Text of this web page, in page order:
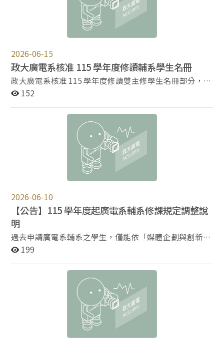
館。隨著主角們在命運漩渦中周旋的故事發展，引領聽眾
反思，個體究竟該如何在不利於己的逆境中，與現實世界
交涉出一場不違背靈魂的滿意交易。 ↑ 聲音劇場《無花
（照片提供：鍾適芳） 高赫柱的電子音樂作品《Raining
Taipei》是一系列為台北這座城市量身打造的電子音樂，
巧妙融入 House、Garage 以及 DnB (Drum and Bass) 元
素 ，將台北獨特的光影、雨水與混濁氛圍具象化。除了展
舉辦了一場 40 分鐘的現場閉幕演出。新聞館頓時變身
live house，在燈光、節奏觀眾隨著音樂節拍一同感受不
一樣的台北都市縮影。 ↑ 電子音樂《Raining Taipei》創
作者現場演出，節拍與氣氛呈現出台北樣貌。（照片提
他的轟鳴化為音軌，創造出迷幻的瞪鞋（Shoegaze）搖
滾音樂，將莫比烏斯環「正面即背面、無限循環」的意象
瞪鞋搖滾《Wandering Möbius》現場展出唱片設計，觀
眾可在現場戴上耳機，進入三首單曲不間斷的旅程。（照
片提供：鍾適芳） 在《夢之旅人》作品中，創作者蔡方瑜
利用管弦樂組織而成的音符訴說一部想像的動畫《夢之旅
人》。在故事中，神祕角色「2307」能藉由改寫與參觀
他人夢境來解決煩惱，在與「2307」的引指下，一段旅
程與追星文化相關的旅程開始，也在音符的陪伴下溫柔撫
畫面，配合音樂，讓聽眾一同進入夢境。（照片提供：鍾
的團隊由四位僑外生潘若萱、鄭子鴻、謝雨彤和何梓昊組
成，記錄遭受政治迫害的主角，在被迫滯留異國、離開與
回去都成為不可能的處境下，如何獨自在陌生的土地上重
115 年 8 月 15 日至 8 月 31 日申請，115 年 9 月 1 日至 9
115 年 8 月 4 日至 8 月 31 日。 「被擋修科目允許選課登
記」列印及送單：列印時間為 115 年 8 月 4 日至 9 月 14
下午 5 時止。 國內校際選課申請作業：依據台聯大四校教
務長會議之決議，台聯大四校校際選課結束日統一訂定在
開學第二週最後一天工作日（即自 115 年 8 月 18 日上午
9 時至 9 月 18 日下午 5 時止）。 第一階段初選自 114 學
日下午 5 時止。 第二階段初選維持 3 天登記：115 年 8 月
24 日上午 9 時至 8 月 26 日下午 5 時止。 初選結果請於
115 年 8 月 29 日上午 9 時始自行至選課系統查詢。 加退
選登記及分發：115 年 9 月 7 日上午 9 時至 9 月 14 日下午
午 9 日時至 9 月 21 日，自 103 學年度起，退課不計 額度
學士班學生加簽課程以 5 門課為限；碩、博士班加簽課程
責學生事由選課處理：115 年 9 月 23 日上午 9 時至 9 月
29 日下午 5 時止。 已選上課程「允許擋修及重複修習」
申請：115 年 8 月 18 日至 9 月 29 日下午 5 時止。 網路確
認選課結果：115 年 9 月 23 日至 9 月 30 日。 停修單列印
及申請：列印時間為 115 年 10 月 19 日上午 9 日時至 11
月 13 日下午 5 時止，收件時間為 115 年 11 月 2 日至 11
月 13 日下午 5 時止。 第一階段初選未選上的課程，學生
應於初選第二階段重新登記；第二階段初選分發未選上科
目進入遞補清單，待加退選期間進行遞補，各階段分發上
限為學生修習學分上限。 學生若因系統分發錯誤等非歸責
學生之事由，得於規定期間內附報告書及證明文件，依程
序送請教務長同意後辦理選課。 本校或外校學生辦理「國
內校際選課申請作業」，施行線上申請。「國內校際選課
2026-06-15
政大廣電系核准 115 學年度修讀輔系學生名冊
政大廣電系核准 115 學年度修讀雙主修學生名冊部分，請
見下方 PDF 檔案。
152
2026-06-10
【公告】115 學年度起廣電系輔系修課規定調整說
明
過去申請廣電系輔系之學生，僅能依「媒體企劃與創新學
程」規定修習課程。經本系系務會議決議通過，自 115 學
數維持 24 學分。 傳院大一大二不分系必修課程共 6 學
一大二不分系選修課程須由 6 科擇 2 科，共 6 學分。 廣電
系大三及大四開設之專業必、群（選）修課程須修習 4
年度輔系修課規定及科目表」。 本案不溯及既往。115 學
年度以前已核准修讀廣電系輔系之學生，仍應依申請當學
199